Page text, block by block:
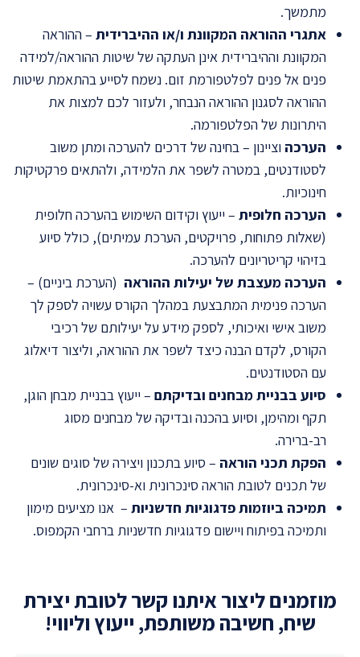
מתמשך.
אתגרי ההוראה המקוונת ו/או ההיברידית – ההוראה
המקוונת וההיברידית אינן העתקה של שיטות ההוראה/למידה
פנים אל פנים לפלטפורמת זום. נשמח לסייע בהתאמת שיטות
ההוראה לסגנון ההוראה הנבחר, ולעזור לכם למצות את
היתרונות של הפלטפורמה.
הערכה וציינון – בחינה של דרכים להערכה ומתן משוב
לסטודנטים, במטרה לשפר את הלמידה, ולהתאים פרקטיקות
חינוכיות.
הערכה חלופית – ייעוץ וקידום השימוש בהערכה חלופית
(שאלות פתוחות, פרויקטים, הערכת עמיתים), כולל סיוע
בזיהוי קריטריונים להערכה.
הערכה מעצבת של יעילות ההוראה (הערכת ביניים) –
הערכה פנימית המתבצעת במהלך הקורס עשויה לספק לך
משוב אישי ואיכותי, לספק מידע על יעילותם של רכיבי
הקורס, לקדם הבנה כיצד לשפר את ההוראה, וליצור דיאלוג
עם הסטודנטים.
סיוע בבניית מבחנים ובדיקתם – ייעוץ בבניית מבחן הוגן,
תקף ומהימן, וסיוע בהכנה ובדיקה של מבחנים מסוג
רב-ברירה.
הפקת תכני הוראה – סיוע בתכנון ויצירה של סוגים שונים
של תכנים לטובת הוראה סינכרונית וא-סינכרונית.
תמיכה ביוזמות פדגוגיות חדשניות – אנו מציעים מימון
ותמיכה בפיתוח ויישום פדגוגיות חדשניות ברחבי הקמפוס.
מוזמנים ליצור איתנו קשר לטובת יצירת
שיח, חשיבה משותפת, ייעוץ וליווי!